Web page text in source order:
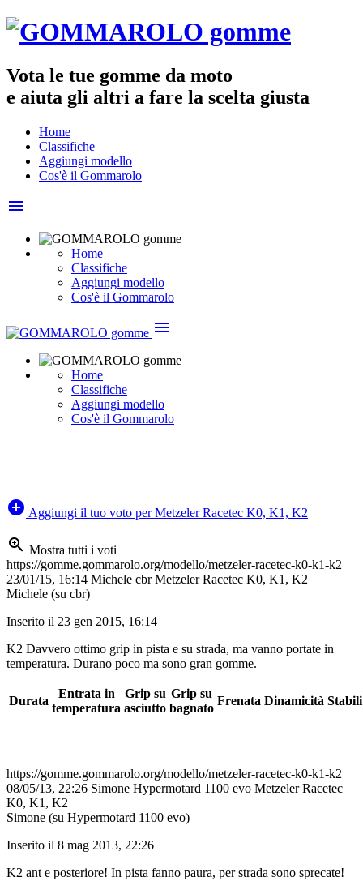
Vota le tue gomme da moto
e aiuta gli altri a fare la scelta giusta
Home
Classifiche
Aggiungi modello
Cos'è il Gommarolo
menu
Home
Classifiche
Aggiungi modello
Cos'è il Gommarolo
menu
Home
Classifiche
Aggiungi modello
Cos'è il Gommarolo
add_circle Aggiungi il tuo voto per Metzeler Racetec K0, K1, K2
zoom_in Mostra tutti i voti
https://gomme.gommarolo.org/modello/metzeler-racetec-k0-k1-k2
23/01/15, 16:14 Michele cbr Metzeler Racetec K0, K1, K2
Michele (su cbr)
Inserito il 23 gen 2015, 16:14
K2 Davvero ottimo grip in pista e su strada, ma vanno portate in
temperatura. Durano poco ma sono gran gomme.
Durata
Entrata in
temperatura
Grip su
asciutto
Grip su
bagnato
Frenata Dinamicità
https://gomme.gommarolo.org/modello/metzeler-racetec-k0-k1-k2
08/05/13, 22:26 Simone Hypermotard 1100 evo Metzeler Racetec
K0, K1, K2
Simone (su Hypermotard 1100 evo)
Inserito il 8 mag 2013, 22:26
K2 ant e posteriore! In pista fanno paura, per strada sono sprecate!